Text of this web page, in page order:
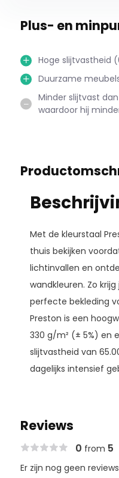
Plus- en
Hoge slijtvastheid
Duurzame
Minder slijtvast
waardoor hij
Met de kleurstaal
thuis bekijken
lichtinvallen en
wandkleuren. Zo
perfecte bekleding
Preston is een
330 g/m² (± 5%) en
slijtvastheid van
dagelijks intensief
Reviews
0 from 5
Er zijn nog geen